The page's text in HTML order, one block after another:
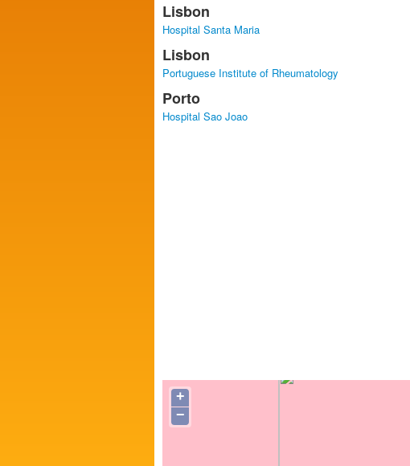
Lisbon
Hospital Santa Maria
Lisbon
Portuguese Institute of Rheumatology
Porto
Hospital Sao Joao
+
−